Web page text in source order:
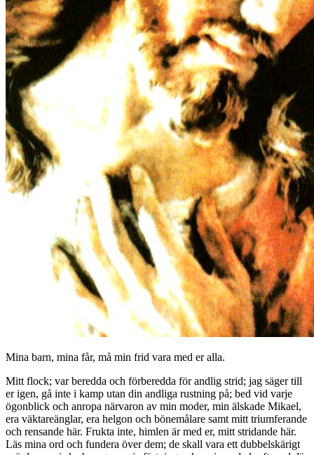
Mina barn, mina får, må min frid vara med er alla.
Mitt flock; var beredda och förberedda för andlig strid; jag säger till
er igen, gå inte i kamp utan din andliga rustning på; bed vid varje
ögonblick och anropa närvaron av min moder, min älskade Mikael,
era väktareänglar, era helgon och bönemålare samt mitt triumferande
och rensande här. Frukta inte, himlen är med er, mitt stridande här.
Läs mina ord och fundera över dem; de skall vara ett dubbelskärigt